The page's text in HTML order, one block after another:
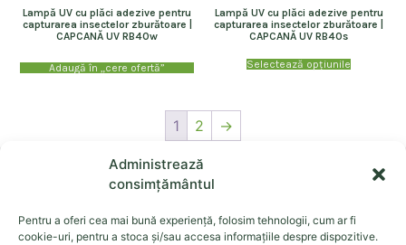
Administrează
consimțământul
Pentru a oferi cea mai bună experiență, folosim tehnologii, cum ar fi
cookie-uri, pentru a stoca și/sau accesa informațiile despre dispozitive.
Lampă UV cu plăci adezive pentru
capturarea insectelor zburătoare |
CAPCANĂ UV RB40w
Adaugă în „cere ofertă”
Lampă UV cu plăci adezive pentru
capturarea insectelor zburătoare |
CAPCANĂ UV RB40s
Selectează opțiunile
1 2 →